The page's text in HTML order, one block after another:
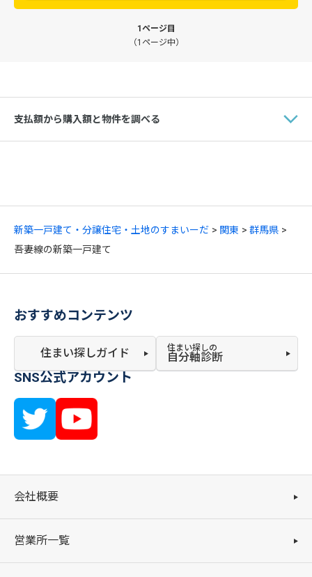
新築一戸建て・分譲住宅・土地のすまいーだ 関東
群馬県
吾妻線の新築一戸建て
1ページ目
（1ページ中）
支払額から購入額と物件を調べる
おすすめコンテンツ
住まい探しガイド 住まい探しの
自分軸診断
SNS公式アカウント
会社概要
営業所一覧